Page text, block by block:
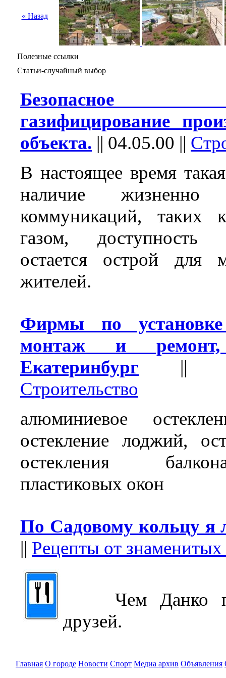
« Назад
Полезные ссылки
Статьи-случайный выбор
Безопасное
газифицирование
объекта. || 04.05.00 ||
В настоящее время
наличие жизненно
коммуникаций, таких
газом, доступность
остается острой для
жителей.
Фирмы по
монтаж и ремонт,
Екатеринбург
Строительство
алюминиевое
остекление лоджий,
остекления
пластиковых окон
По Садовому кольцу я
|| Рецепты от
Чем Данко
друзей.
Главная О городе Новости Спорт Медиа архив Объявления